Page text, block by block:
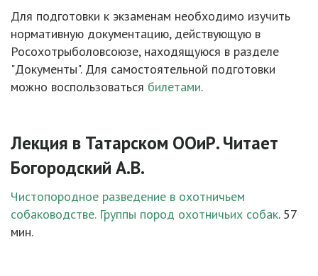
Для подготовки к экзаменам необходимо изучить
нормативную документацию, действующую в
Росохотрыболовсоюзе, находящуюся в разделе
"Документы". Для самостоятельной подготовки
можно воспользоваться билетами.
Лекция в Татарском ООиР. Читает
Богородский А.В.
Чистопородное разведение в охотничьем
собаководстве. Группы пород охотничьих собак. 57
мин.